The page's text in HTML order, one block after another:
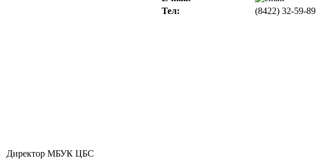
Тел:
(8422) 32-59-89
Директор МБУК ЦБС